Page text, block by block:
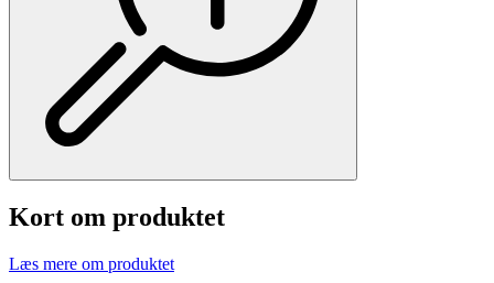
Kort om produktet
Læs mere om produktet